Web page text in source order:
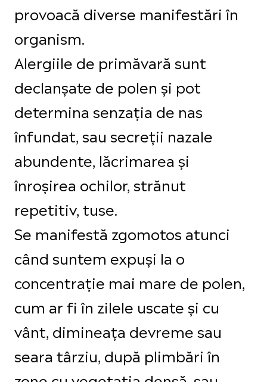
provoacă diverse manifestări în
organism.
Alergiile de primăvară sunt
declanșate de polen și pot
determina senzația de nas
înfundat, sau secreții nazale
abundente, lăcrimarea și
înroșirea ochilor, strănut
repetitiv, tuse.
Se manifestă zgomotos atunci
când suntem expuși la o
concentrație mai mare de polen,
cum ar fi în zilele uscate și cu
vânt, dimineața devreme sau
seara târziu, după plimbări în